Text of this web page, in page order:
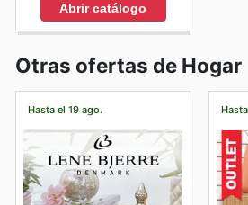
Abrir catálogo
Otras ofertas de Hogar
Hasta el 19 ago.